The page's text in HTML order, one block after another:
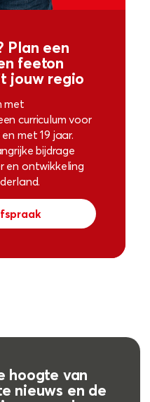
Plan een
feeton
jouw regio
met
curriculum voor
met 19 jaar.
bijdrage
en ontwikkeling
hoogte van
nieuws en de